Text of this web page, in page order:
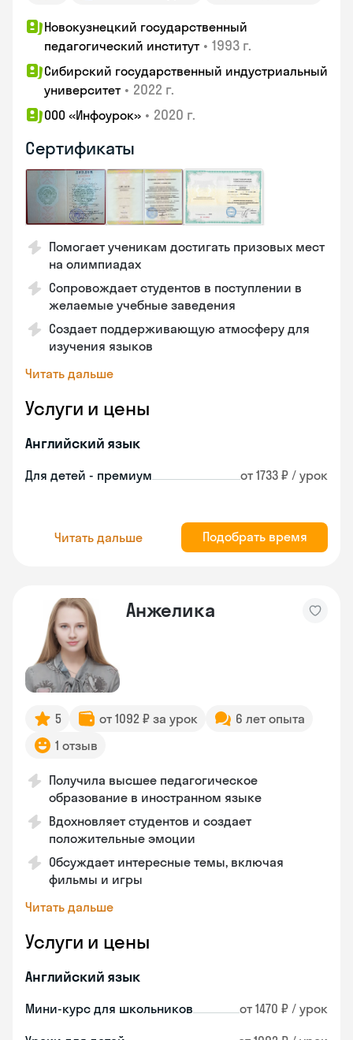
Новокузнецкий государственный
педагогический институт • 1993 г.
Сибирский государственный индустриальный
университет • 2022 г.
ООО «Инфоурок» • 2020 г.
Сертификаты
Помогает ученикам достигать призовых мест
на олимпиадах
Сопровождает студентов в поступлении в
желаемые учебные заведения
Создает поддерживающую атмосферу для
изучения языков
Читать дальше
Услуги и цены
Английский язык
Для детей - премиум от 1733 ₽ / урок
Читать дальше Подобрать время
Анжелика
5 от 1092 ₽ за урок
6 лет опыта
1 отзыв
Получила высшее педагогическое
образование в иностранном языке
Вдохновляет студентов и создает
положительные эмоции
Обсуждает интересные темы, включая
фильмы и игры
Читать дальше
Услуги и цены
Английский язык
Мини-курс для школьников от 1470 ₽ / урок